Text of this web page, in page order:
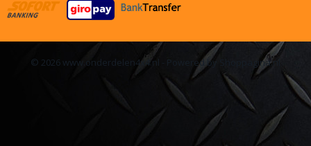
© 2026 www.onderdelen4x4.nl - Powered by Shoppagina.nl